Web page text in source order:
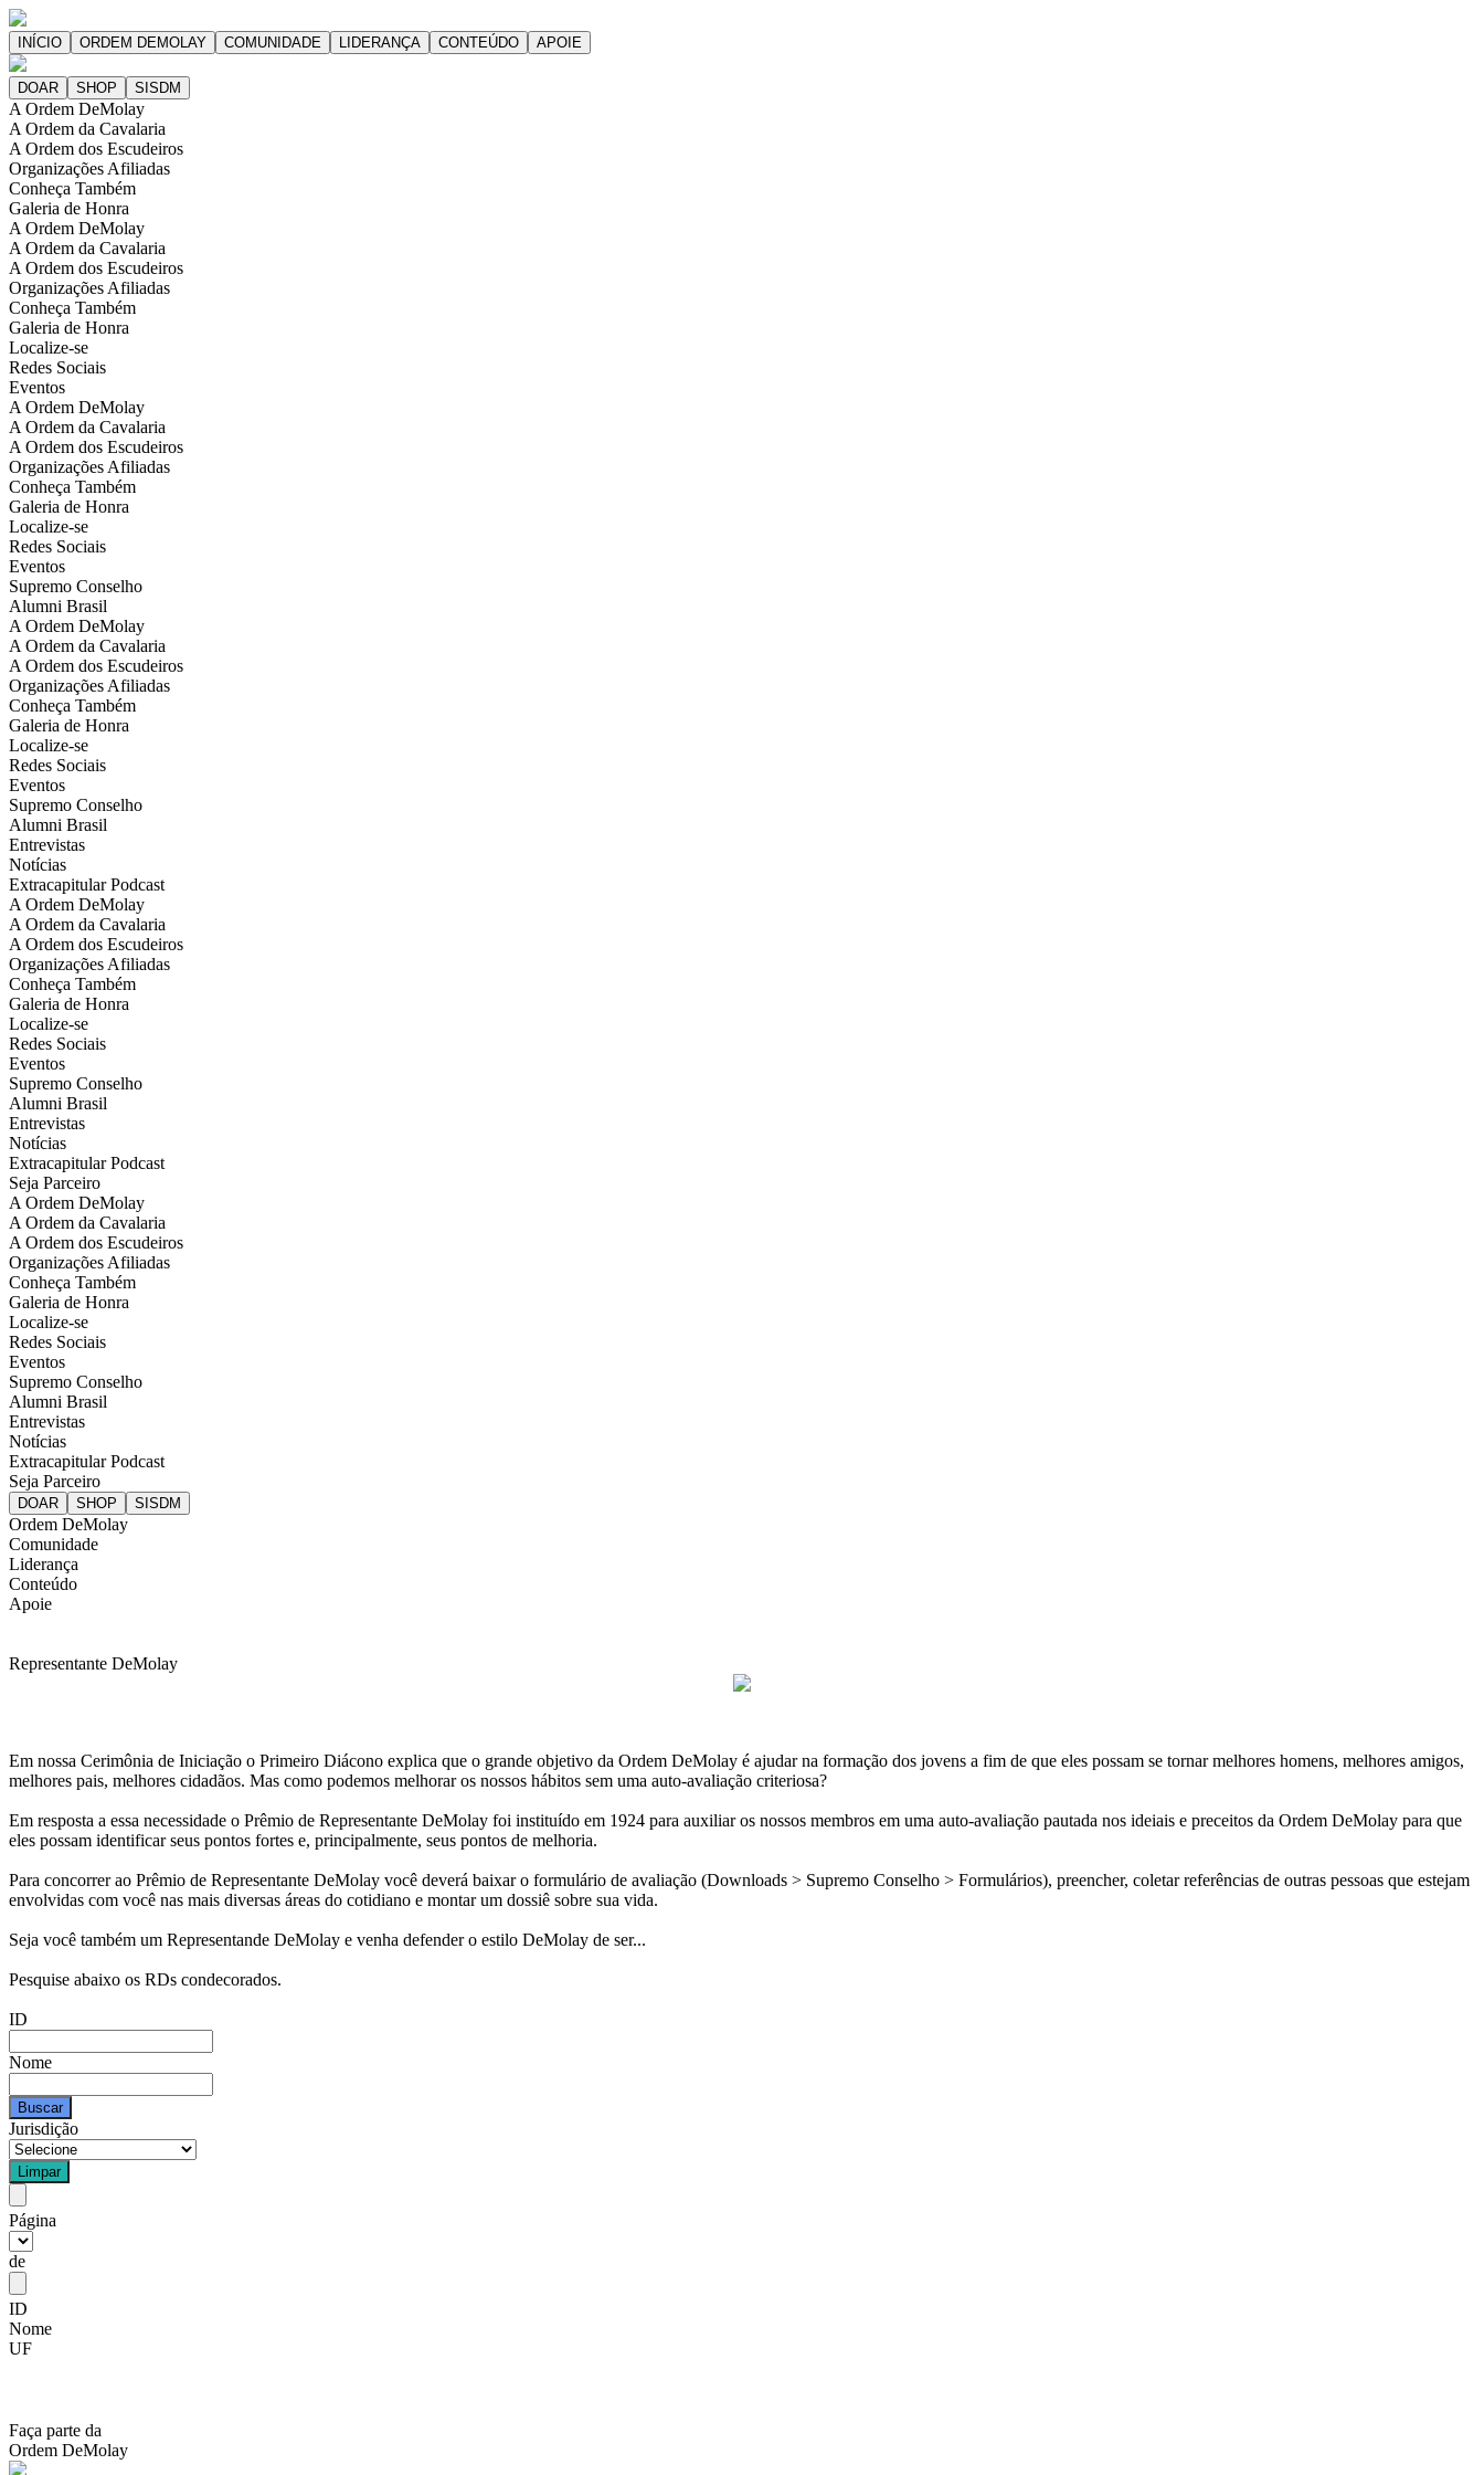
A Ordem DeMolay
A Ordem da Cavalaria
A Ordem dos Escudeiros
Organizações Afiliadas
Conheça Também
Galeria de Honra
A Ordem DeMolay
A Ordem da Cavalaria
A Ordem dos Escudeiros
Organizações Afiliadas
Conheça Também
Galeria de Honra
Localize-se
Redes Sociais
Eventos
A Ordem DeMolay
A Ordem da Cavalaria
A Ordem dos Escudeiros
Organizações Afiliadas
Conheça Também
Galeria de Honra
Localize-se
Redes Sociais
Eventos
Supremo Conselho
Alumni Brasil
A Ordem DeMolay
A Ordem da Cavalaria
A Ordem dos Escudeiros
Organizações Afiliadas
Conheça Também
Galeria de Honra
Localize-se
Redes Sociais
Eventos
Supremo Conselho
Alumni Brasil
Entrevistas
Notícias
Extracapitular Podcast
A Ordem DeMolay
A Ordem da Cavalaria
A Ordem dos Escudeiros
Organizações Afiliadas
Conheça Também
Galeria de Honra
Localize-se
Redes Sociais
Eventos
Supremo Conselho
Alumni Brasil
Entrevistas
Notícias
Extracapitular Podcast
Seja Parceiro
A Ordem DeMolay
A Ordem da Cavalaria
A Ordem dos Escudeiros
Organizações Afiliadas
Conheça Também
Galeria de Honra
Localize-se
Redes Sociais
Eventos
Supremo Conselho
Alumni Brasil
Entrevistas
Notícias
Extracapitular Podcast
Seja Parceiro
Ordem DeMolay
Comunidade
Liderança
Conteúdo
Apoie
Representante DeMolay
Em nossa Cerimônia de Iniciação o Primeiro Diácono explica que o grande objetivo da Ordem DeMolay é ajudar na formação dos jovens a fim de que eles possam se tornar melhores homens, melhores amigos,
melhores pais, melhores cidadãos. Mas como podemos melhorar os nossos hábitos sem uma auto-avaliação criteriosa?
Em resposta a essa necessidade o Prêmio de Representante DeMolay foi instituído em 1924 para auxiliar os nossos membros em uma auto-avaliação pautada nos ideiais e preceitos da Ordem DeMolay para que
eles possam identificar seus pontos fortes e, principalmente, seus pontos de melhoria.
Para concorrer ao Prêmio de Representante DeMolay você deverá baixar o formulário de avaliação (Downloads > Supremo Conselho > Formulários), preencher, coletar referências de outras pessoas que estejam
envolvidas com você nas mais diversas áreas do cotidiano e montar um dossiê sobre sua vida.
Seja você também um Representande DeMolay e venha defender o estilo DeMolay de ser...
Pesquise abaixo os RDs condecorados.
ID
Nome
Jurisdição
Página
de
ID
Nome
UF
Faça parte da
Ordem DeMolay